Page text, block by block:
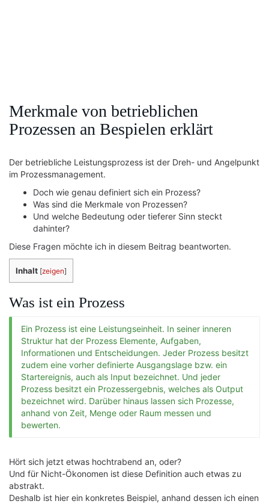
Merkmale von betrieblichen
Prozessen an Bespielen erklärt
Der betriebliche Leistungsprozess ist der Dreh- und Angelpunkt
im Prozessmanagement.
Doch wie genau definiert sich ein Prozess?
Was sind die Merkmale von Prozessen?
Und welche Bedeutung oder tieferer Sinn steckt
dahinter?
Diese Fragen möchte ich in diesem Beitrag beantworten.
Inhalt [zeigen]
Was ist ein Prozess
Ein Prozess ist eine Leistungseinheit. In seiner inneren
Struktur hat der Prozess Elemente, Aufgaben,
Informationen und Entscheidungen. Jeder Prozess besitzt
zudem eine vorher definierte Ausgangslage bzw. ein
Startereignis, auch als Input bezeichnet. Und jeder
Prozess besitzt ein Prozessergebnis, welches als Output
bezeichnet wird. Darüber hinaus lassen sich Prozesse,
anhand von Zeit, Menge oder Raum messen und
bewerten.
Hört sich jetzt etwas hochtrabend an, oder?
Und für Nicht-Ökonomen ist diese Definition auch etwas zu
abstrakt.
Deshalb ist hier ein konkretes Beispiel, anhand dessen ich einen